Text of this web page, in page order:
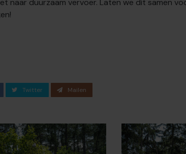
Twitter Mailen